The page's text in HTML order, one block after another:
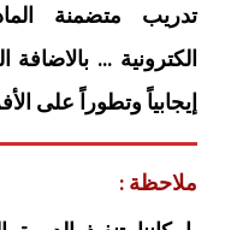
تدريب متضمنة
الكترونية …
إيجابياً وتطوراً على
ملاحظة :